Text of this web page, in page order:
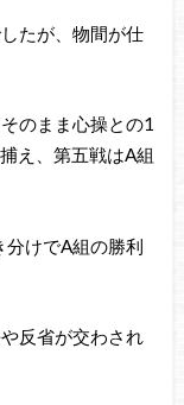
たが、物間が仕
のまま心操との1
え、第五戦はA組
けでA組の勝利
反省が交わされ